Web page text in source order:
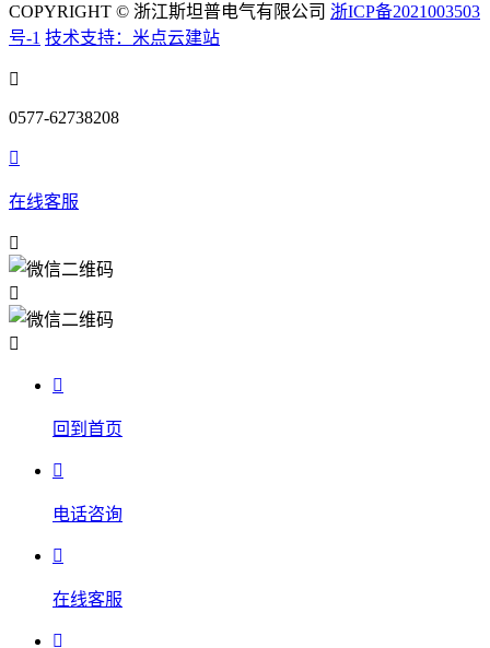
COPYRIGHT © 浙江斯坦普电气有限公司 浙ICP备2021003503
号-1 技术支持：米点云建站

0577-62738208

在线客服




回到首页

电话咨询

在线客服
